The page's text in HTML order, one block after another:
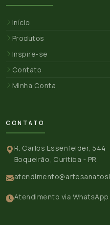
Início
Produtos
Inspire-se
Contato
Minha Conta
CONTATO
R. Carlos Essenfelder, 544
Boqueirão, Curitiba - PR
Atendimento via WhatsApp